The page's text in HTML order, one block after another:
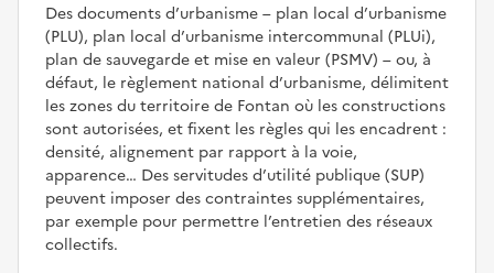
Des documents d’urbanisme – plan local d’urbanisme
(PLU), plan local d’urbanisme intercommunal (PLUi),
plan de sauvegarde et mise en valeur (PSMV) – ou, à
défaut, le règlement national d’urbanisme, délimitent
les zones du territoire de Fontan où les constructions
sont autorisées, et fixent les règles qui les encadrent :
densité, alignement par rapport à la voie,
apparence… Des servitudes d’utilité publique (SUP)
peuvent imposer des contraintes supplémentaires,
par exemple pour permettre l’entretien des réseaux
collectifs.